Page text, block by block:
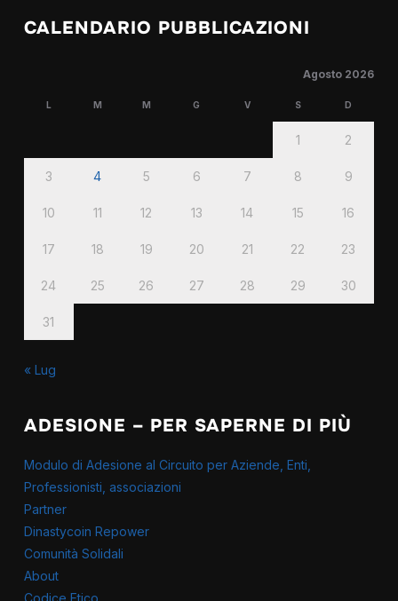
CALENDARIO PUBBLICAZIONI
Agosto 2026
L M M G V S D
1 2
3 4 5 6 7 8 9
10 11 12 13 14 15 16
17 18 19 20 21 22 23
24 25 26 27 28 29 30
31
« Lug
ADESIONE – PER SAPERNE DI PIÙ
Modulo di Adesione al Circuito per Aziende, Enti,
Professionisti, associazioni
Partner
Dinastycoin Repower
Comunità Solidali
About
Codice Etico